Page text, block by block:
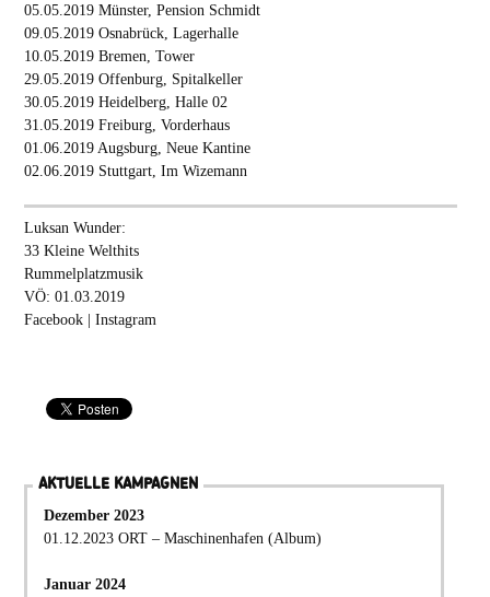
05.05.2019 Münster, Pension Schmidt
09.05.2019 Osnabrück, Lagerhalle
10.05.2019 Bremen, Tower
29.05.2019 Offenburg, Spitalkeller
30.05.2019 Heidelberg, Halle 02
31.05.2019 Freiburg, Vorderhaus
01.06.2019 Augsburg, Neue Kantine
02.06.2019 Stuttgart, Im Wizemann
Luksan Wunder:
33 Kleine Welthits
Rummelplatzmusik
VÖ: 01.03.2019
Facebook| Instagram
AKTUELLE KAMPAGNEN
Dezember 2023
01.12.2023 ORT – Maschinenhafen (Album)
Januar 2024